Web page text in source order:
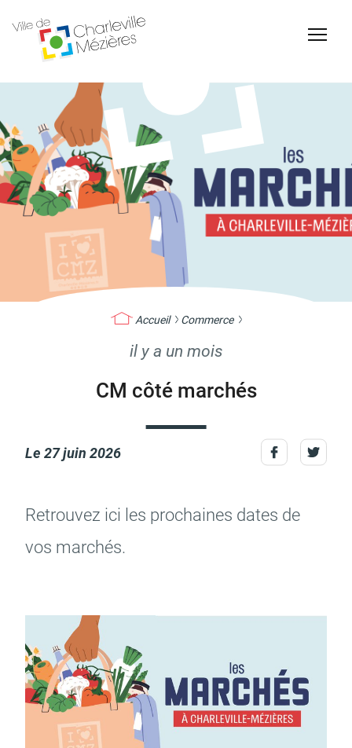
Billetterie Théâtre Espace Famille
Carte d'identité /
Naissance et
reconnaissance d'un
Marchés publics
Accueil Commerce
il y a un mois
CM côté marchés
Le 27 juin 2026
Retrou­vez ici les prochaines dates de
vos marchés.